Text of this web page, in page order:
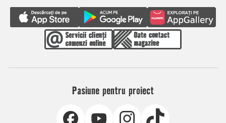
Pasiune pentru proiect